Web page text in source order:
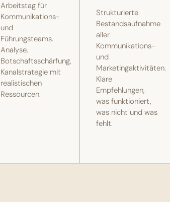
Arbeitstag für
Kommunikations-
und
Führungsteams.
Analyse,
Botschaftsschärfung,
Kanalstrategie mit
realistischen
Ressourcen.
Strukturierte
Bestandsaufnahme
aller
Kommunikations-
und
Marketingaktivitäten.
Klare
Empfehlungen,
was funktioniert,
was nicht und was
fehlt.